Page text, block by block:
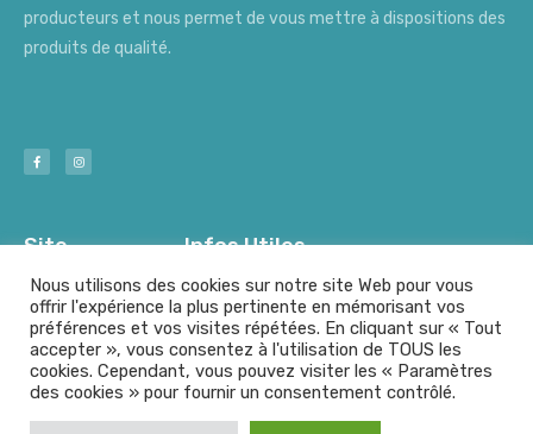
producteurs et nous permet de vous mettre à dispositions des
produits de qualité.
Site Infos Utiles
© A l'origine - Tout droits résérvés
Nous utilisons des cookies sur notre site Web pour vous
offrir l'expérience la plus pertinente en mémorisant vos
préférences et vos visites répétées. En cliquant sur « Tout
accepter », vous consentez à l'utilisation de TOUS les
cookies. Cependant, vous pouvez visiter les « Paramètres
des cookies » pour fournir un consentement contrôlé.